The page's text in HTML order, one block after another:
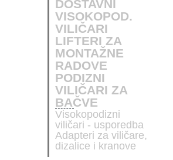
DOSTAVNI
VISOKOPOD.
VILIČARI
LIFTERI ZA
MONTAŽNE
RADOVE
PODIZNI
VILIČARI ZA
BAČVE
Visokopodizni
viličari - usporedba
Adapteri za viličare,
dizalice i kranove